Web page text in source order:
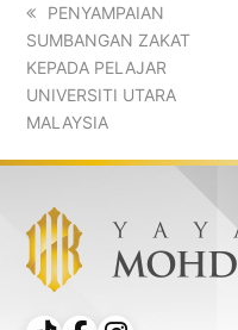
previous
post:
PENYAMPAIAN
SUMBANGAN ZAKAT
KEPADA PELAJAR
UNIVERSITI UTARA
MALAYSIA